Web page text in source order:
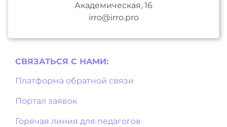
Академическая, 16
irro@irro.pro
СВЯЗАТЬСЯ С НAМИ:
Платформа обратной связи
Портал заявок
Горячая линия для педагогов